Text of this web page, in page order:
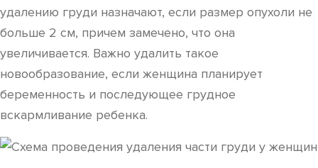
удалению груди назначают, если размер опухоли не
больше 2 см, причем замечено, что она
увеличивается. Важно удалить такое
новообразование, если женщина планирует
беременность и последующее грудное
вскармливание ребенка.